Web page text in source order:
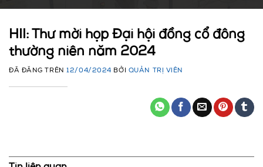
HII: Thư mời họp Đại hội đồng cổ đông
thường niên năm 2024
ĐÃ ĐĂNG TRÊN12/04/2024 BỞI QUẢN TRỊ VIÊN